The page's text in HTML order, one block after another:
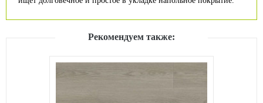
Рекомендуем также: